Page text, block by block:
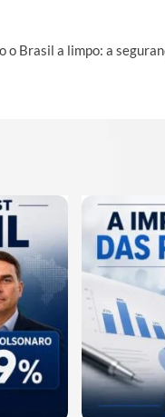
o Brasil a limpo: a